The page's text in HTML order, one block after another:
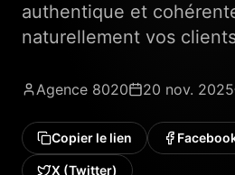
authentique et
naturellement vos
Agence 8020 20 nov. 2025
Copier le lien
X (Twitter)